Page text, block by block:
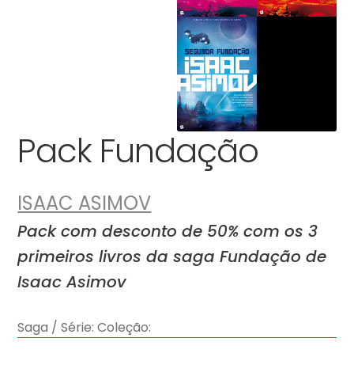
Pack Fundação
ISAAC ASIMOV
Pack com desconto de 50% com os 3
primeiros livros da saga Fundação de
Isaac Asimov
Saga / Série: Coleção: